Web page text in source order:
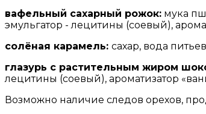
вафельный сахарный рожок: мука
эмульгатор - лецитины (соевый),
солёная карамель: сахар, вода
глазурь с растительным жиром
лецитины (соевый), ароматизатор
Возможно наличие следов орехов,